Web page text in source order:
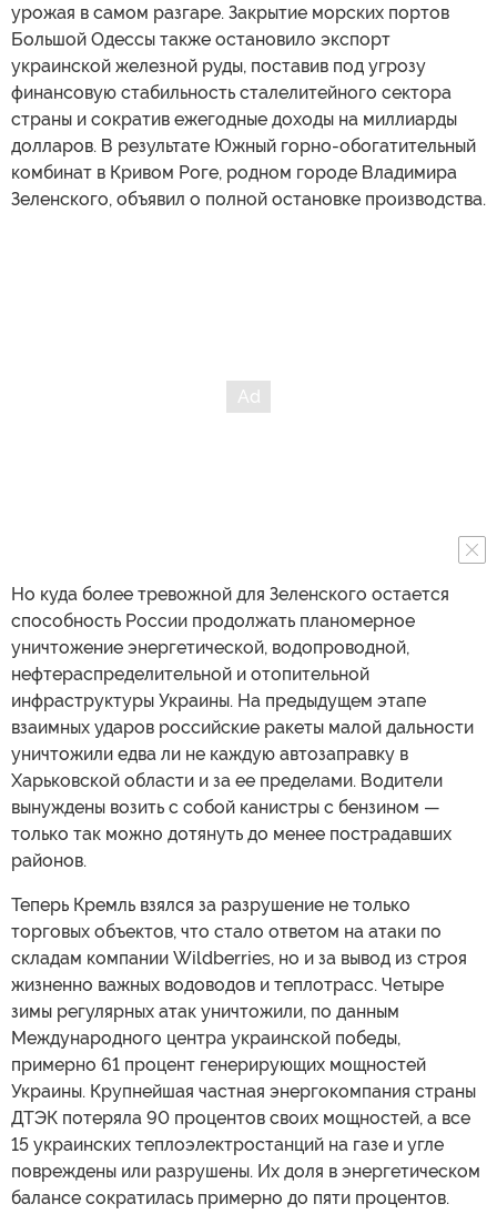
урожая в самом разгаре. Закрытие морских портов
Большой Одессы также остановило экспорт
украинской железной руды, поставив под угрозу
финансовую стабильность сталелитейного сектора
страны и сократив ежегодные доходы на миллиарды
долларов. В результате Южный горно-обогатительный
комбинат в Кривом Роге, родном городе Владимира
Зеленского, объявил о полной остановке производства.
Но куда более тревожной для Зеленского остается
способность России продолжать планомерное
уничтожение энергетической, водопроводной,
нефтераспределительной и отопительной
инфраструктуры Украины. На предыдущем этапе
взаимных ударов российские ракеты малой дальности
уничтожили едва ли не каждую автозаправку в
Харьковской области и за ее пределами. Водители
вынуждены возить с собой канистры с бензином —
только так можно дотянуть до менее пострадавших
районов.
Теперь Кремль взялся за разрушение не только
торговых объектов, что стало ответом на атаки по
складам компании Wildberries, но и за вывод из строя
жизненно важных водоводов и теплотрасс. Четыре
зимы регулярных атак уничтожили, по данным
Международного центра украинской победы,
примерно 61 процент генерирующих мощностей
Украины. Крупнейшая частная энергокомпания страны
ДТЭК потеряла 90 процентов своих мощностей, а все
15 украинских теплоэлектростанций на газе и угле
повреждены или разрушены. Их доля в энергетическом
балансе сократилась примерно до пяти процентов.